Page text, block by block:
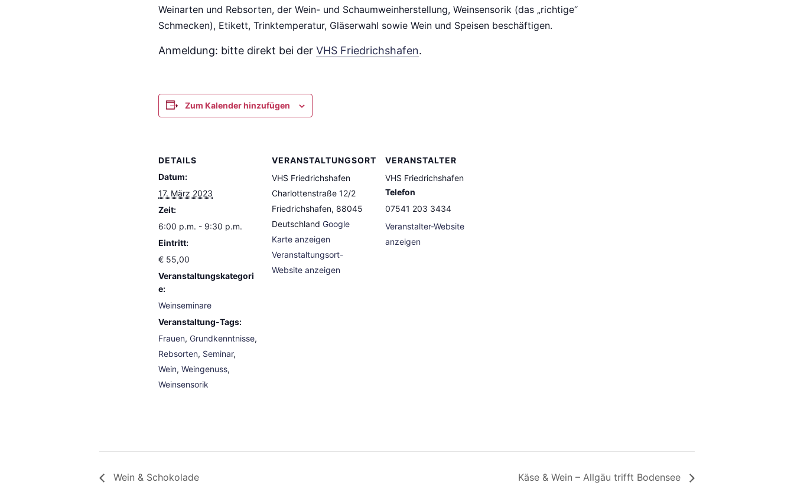
Weinarten und Rebsorten, der Wein- und Schaumweinherstellung, Weinsensorik (das „richtige“
Schmecken), Etikett, Trinktemperatur, Gläserwahl sowie Wein und Speisen beschäftigen.
Anmeldung: bitte direkt bei derVHS Friedrichshafen.
Zum Kalender hinzufügen
DETAILS
Datum:
17. März 2023
Zeit:
6:00 p.m. - 9:30 p.m.
Eintritt:
€ 55,00
Veranstaltungskategori
e:
Weinseminare
Veranstaltung-Tags:
Frauen,Grundkenntnisse,
Rebsorten, Seminar,
Wein,Weingenuss,
Weinsensorik
VERANSTALTUNGSORT
VHS Friedrichshafen
Charlottenstraße 12/2
Friedrichshafen, 88045
Deutschland Google
Karte anzeigen
Veranstaltungsort-
Website anzeigen
VERANSTALTER
VHS Friedrichshafen
Telefon
07541 203 3434
Veranstalter-Website
anzeigen
Wein & Schokolade Käse & Wein – Allgäu trifft Bodensee